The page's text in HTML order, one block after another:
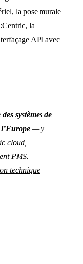
la pose murale
la
API avec
systèmes de
— y
cloud,
PMS.
technique